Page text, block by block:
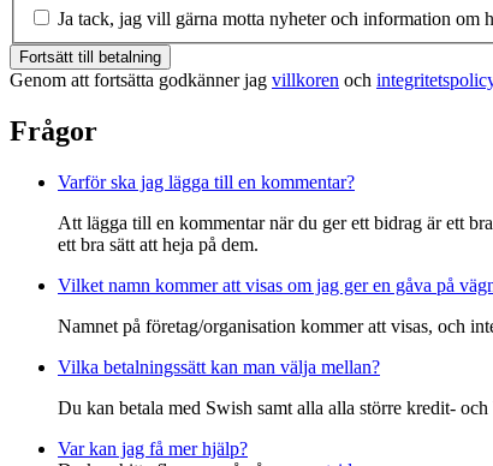
Ja tack, jag vill gärna motta nyheter och information om
Fortsätt till betalning
Genom att fortsätta godkänner jag villkoren och
Frågor
Varför ska jag lägga till en kommentar?
Att lägga till en kommentar när du ger ett bidrag är ett
ett bra sätt att heja på dem.
Vilket namn kommer att visas om jag ger en gåva på
Namnet på företag/organisation kommer att visas, och
Vilka betalningssätt kan man välja mellan?
Du kan betala med Swish samt alla alla större kredit-
Var kan jag få mer hjälp?